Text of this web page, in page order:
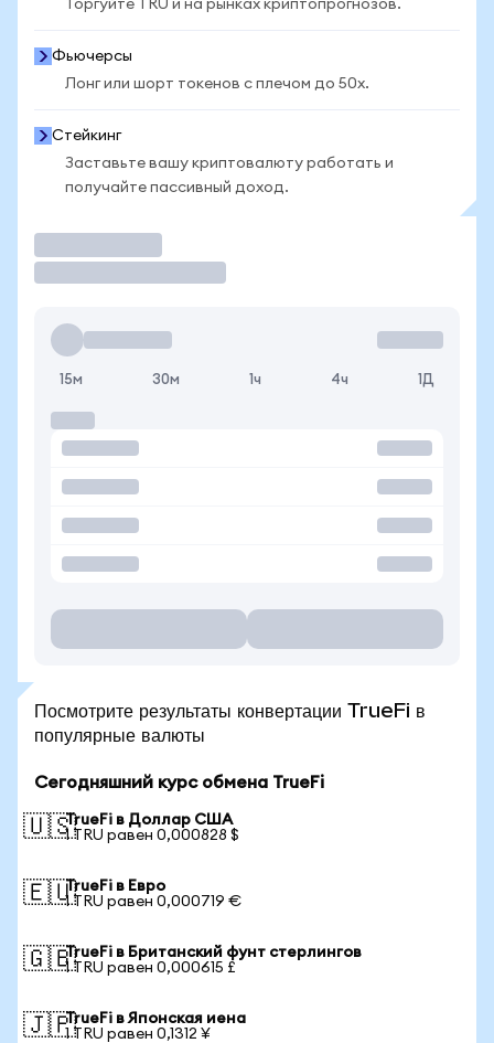
Торгуйте TRU и на рынках криптопрогнозов.
Фьючерсы
Лонг или шорт токенов с плечом до 50x.
Стейкинг
Заставьте вашу криптовалюту работать и
получайте пассивный доход.
15м 30м 1ч 4ч 1Д
Посмотрите результаты конвертации TrueFi в
популярные валюты
Сегодняшний курс обмена TrueFi
🇺🇸TrueFi в Доллар США
1 TRU равен 0,000828 $
🇪🇺TrueFi в Евро
1 TRU равен 0,000719 €
🇬🇧TrueFi в Британский фунт стерлингов
1 TRU равен 0,000615 £
🇯🇵TrueFi в Японская иена
1 TRU равен 0,1312 ¥